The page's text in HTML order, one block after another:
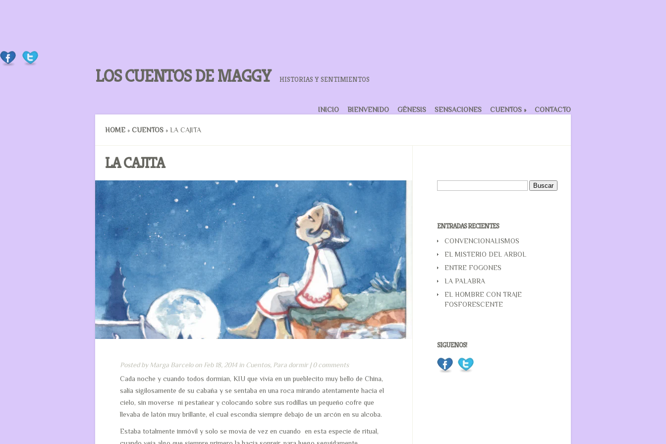
LOS CUENTOS DE MAGGY HISTORIAS Y SENTIMIENTOS
INICIO BIENVENIDO GÉNESIS SENSACIONES CUENTOS » CONTACTO
HOME » CUENTOS » LA CAJITA
LA CAJITA
Posted byMarga Barceloon Feb 18, 2014 in Cuentos, Para dormir|0 comments
Cada noche y cuando todos dormían, KIU que vivía en un pueblecito muy bello de China,
salía sigilosamente de su cabaña y se sentaba en una roca mirando atentamente hacia el
cielo, sin moverse ni pestañear y colocando sobre sus rodillas un pequeño cofre que
llevaba de latón muy brillante, el cual escondía siempre debajo de un arcón en su alcoba.
Estaba totalmente inmóvil y solo se movía de vez en cuando en esta especie de ritual,
Buscar:
ENTRADAS RECIENTES
CONVENCIONALISMOS
EL MISTERIO DEL ARBOL
ENTRE FOGONES
LA PALABRA
EL HOMBRE CON TRAJE
FOSFORESCENTE
SIGUENOS!